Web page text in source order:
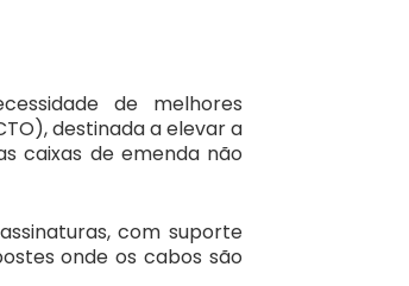
de melhores
destinada a elevar a
caixas de emenda não
com suporte
onde os cabos são